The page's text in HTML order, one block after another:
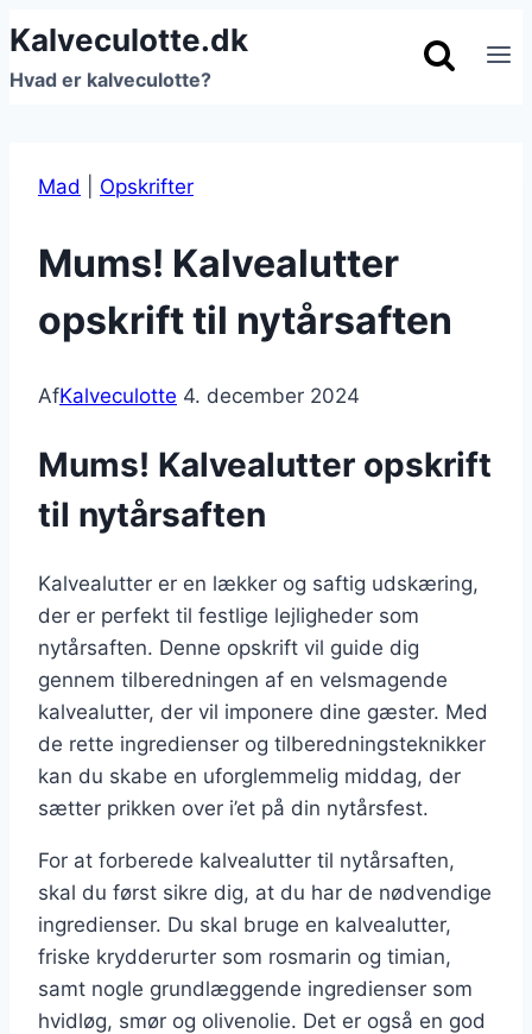
Fortsæt
til
indhold
Kalveculotte.dk
Hvad er kalveculotte?
Mad Opskrifter
Mums! Kalvealutter
opskrift til nytårsaften
AfKalveculotte 4. december 2024
Mums! Kalvealutter opskrift
til nytårsaften
Kalvealutter er en lækker og saftig udskæring,
der er perfekt til festlige lejligheder som
nytårsaften. Denne opskrift vil guide dig
gennem tilberedningen af en velsmagende
kalvealutter, der vil imponere dine gæster. Med
de rette ingredienser og tilberedningsteknikker
kan du skabe en uforglemmelig middag, der
sætter prikken over i’et på din nytårsfest.
For at forberede kalvealutter til nytårsaften,
skal du først sikre dig, at du har de nødvendige
ingredienser. Du skal bruge en kalvealutter,
friske krydderurter som rosmarin og timian,
samt nogle grundlæggende ingredienser som
hvidløg, smør og olivenolie. Det er også en god